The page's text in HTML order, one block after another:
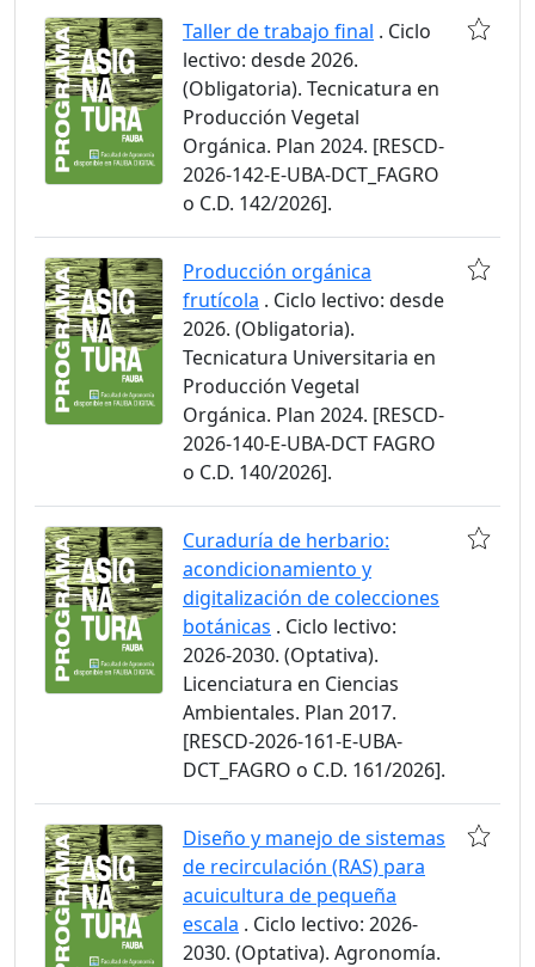
Taller de trabajo final . Ciclo
lectivo: desde 2026.
(Obligatoria). Tecnicatura en
Producción Vegetal
Orgánica. Plan 2024. [RESCD-
2026-142-E-UBA-DCT_FAGRO
o C.D. 142/2026].
Producción orgánica
frutícola . Ciclo lectivo: desde
2026. (Obligatoria).
Tecnicatura Universitaria en
Producción Vegetal
Orgánica. Plan 2024. [RESCD-
2026-140-E-UBA-DCT FAGRO
o C.D. 140/2026].
Curaduría de herbario:
acondicionamiento y
digitalización de colecciones
botánicas . Ciclo lectivo:
2026-2030. (Optativa).
Licenciatura en Ciencias
Ambientales. Plan 2017.
[RESCD-2026-161-E-UBA-
DCT_FAGRO o C.D. 161/2026].
Diseño y manejo de sistemas
de recirculación (RAS) para
acuicultura de pequeña
escala . Ciclo lectivo: 2026-
2030. (Optativa). Agronomía.